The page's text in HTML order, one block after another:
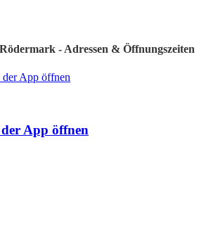
- Adressen & Öffnungszeiten
der App öffnen
App öffnen